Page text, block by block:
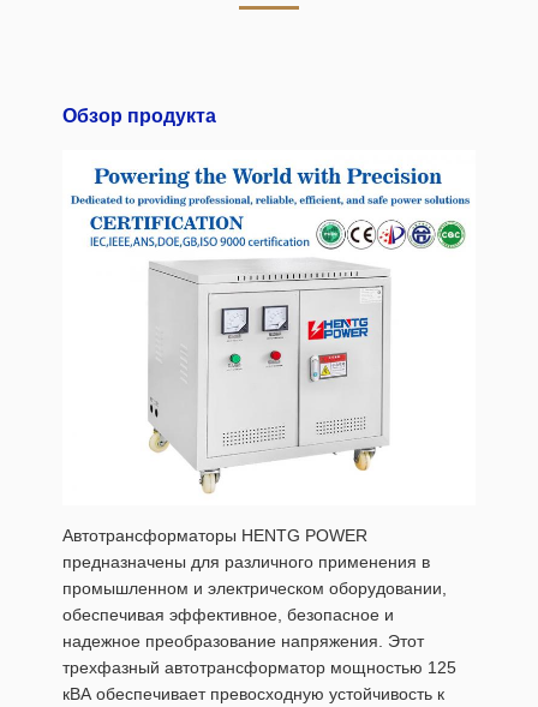
Обзор продукта
Автотрансформаторы HENTG POWER
предназначены для различного применения в
промышленном и электрическом оборудовании,
обеспечивая эффективное, безопасное и
надежное преобразование напряжения. Этот
трехфазный автотрансформатор мощностью 125
кВА обеспечивает превосходную устойчивость к